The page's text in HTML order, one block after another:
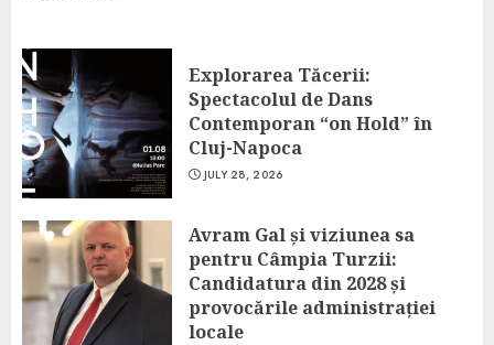
Explorarea Tăcerii:
Spectacolul de Dans
Contemporan “on Hold” în
Cluj-Napoca
JULY 28, 2026
Avram Gal și viziunea sa
pentru Câmpia Turzii:
Candidatura din 2028 și
provocările administrației
locale